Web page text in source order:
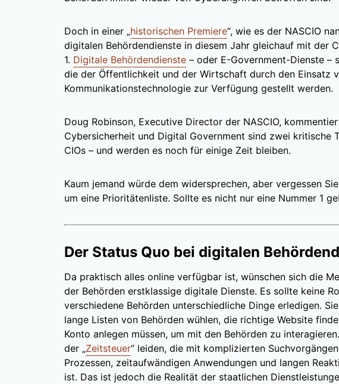
Doch in einer „historischen Premiere“, wie es der NASCIO
digitalen Behördendienste in diesem Jahr gleichauf mit der
1. Digitale Behördendienste – oder E-Government-Dienste –
die der Öffentlichkeit und der Wirtschaft durch den Einsatz
Kommunikationstechnologie zur Verfügung gestellt werden.
Doug Robinson, Executive Director der NASCIO,
Cybersicherheit und Digital Government sind zwei kritische
CIOs – und werden es noch für einige Zeit bleiben.
Kaum jemand würde dem widersprechen, aber vergessen
um eine Prioritätenliste. Sollte es nicht nur eine Nummer 1
Der Status Quo bei digitalen
Da praktisch alles online verfügbar ist, wünschen sich die
der Behörden erstklassige digitale Dienste. Es sollte keine
verschiedene Behörden unterschiedliche Dinge erledigen.
lange Listen von Behörden wühlen, die richtige Website
Konto anlegen müssen, um mit den Behörden zu
der „Zeitsteuer“ leiden, die mit komplizierten
Prozessen, zeitaufwändigen Anwendungen und langen
ist. Das ist jedoch die Realität der staatlichen